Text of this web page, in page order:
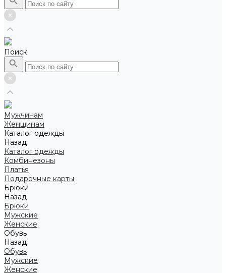
Поиск
Мужчинам
Женщинам
Каталог одежды
Назад
Каталог одежды
Комбинезоны
Платья
Подарочные карты
Брюки
Назад
Брюки
Мужские
Женские
Обувь
Назад
Обувь
Мужские
Женские